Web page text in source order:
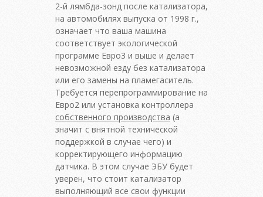
2-й лямбда-зонд после катализатора,
на автомобилях выпуска от 1998 г.,
означает что ваша машина
соответствует экологической
программе Евро3 и выше и делает
невозможной езду без катализатора
или его замены на пламегаситель.
Требуется перепрограммирование на
Евро2 или установка контроллера
собственного производства (а
значит с внятной технической
поддержкой в случае чего) и
корректирующего информацию
датчика. В этом случае ЭБУ будет
уверен, что стоит катализатор
выполняющий все свои функции